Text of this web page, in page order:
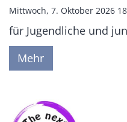
Mittwoch, 7. Oktober 2026
für Jugendliche und
Mehr